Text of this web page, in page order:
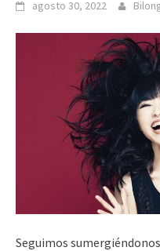
agosto 30, 2022
Seguimos